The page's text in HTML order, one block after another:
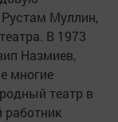
Рустам Муллин,
В 1973
Назмиев,
многие
театр в
работник